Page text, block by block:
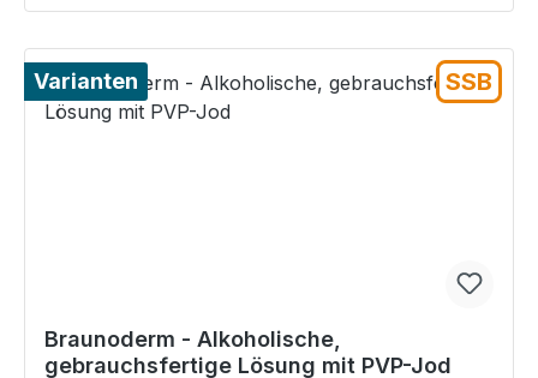
Varianten SSB
Braunoderm - Alkoholische,
gebrauchsfertige Lösung mit PVP-Jod